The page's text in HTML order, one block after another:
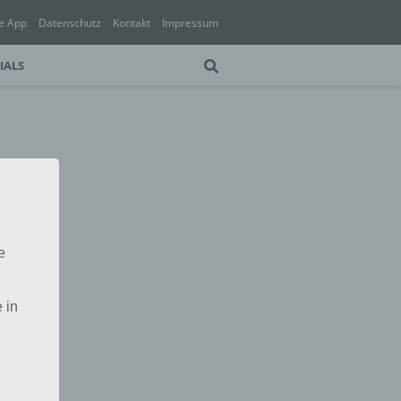
App Datenschutz Kontakt Impressum
in